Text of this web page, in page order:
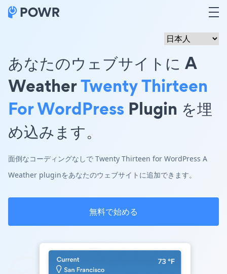
あなたのウェブサイトに A
WeatherTwenty Thirteen
For WordPress Plugin を埋
め込みます。
面倒なコーディングなしで Twenty Thirteen for WordPress A
Weather pluginをあなたのウェブサイトに追加できます。
無料で始める